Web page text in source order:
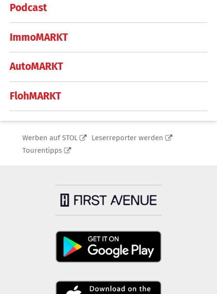
Podcast
ImmoMARKT
AutoMARKT
FlohMARKT
Werben auf STOL
Leserreporter werden
Tourentipps